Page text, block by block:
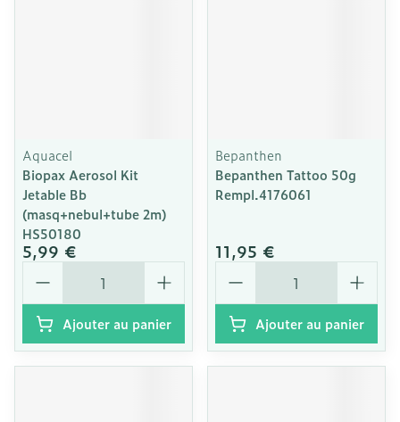
Aquacel
Biopax Aerosol Kit
Jetable Bb
(masq+nebul+tube 2m)
HS50180
5,99 €
Quantité
Ajouter au panier
Bepanthen
Bepanthen Tattoo 50g
Rempl.4176061
11,95 €
Quantité
Ajouter au panier